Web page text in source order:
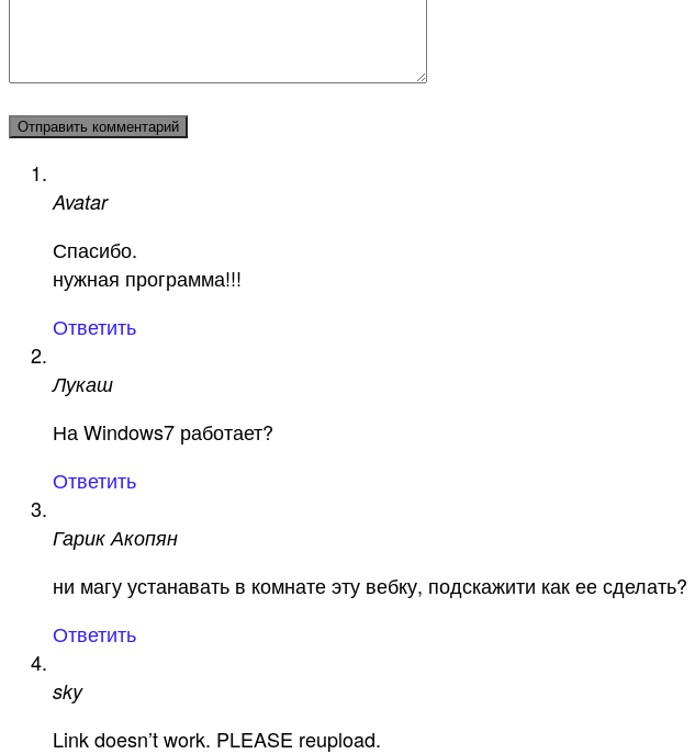
Avatar
Спасибо.
нужная программа!!!
Ответить
Лукаш
На Windows7 работает?
Ответить
Гарик Акопян
ни магу устанавать в комнате эту вебку, подскажити как ее сделать?
Ответить
sky
Link doesn’t work. PLEASE reupload.